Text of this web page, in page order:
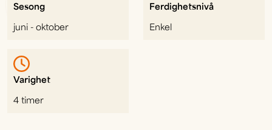
Sesong
juni - oktober
Ferdighetsnivå
Enkel
Varighet
4 timer